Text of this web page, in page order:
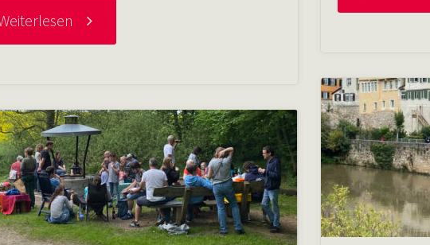
"Festgottesdienst
100‑jährigen
Jubiläum
des